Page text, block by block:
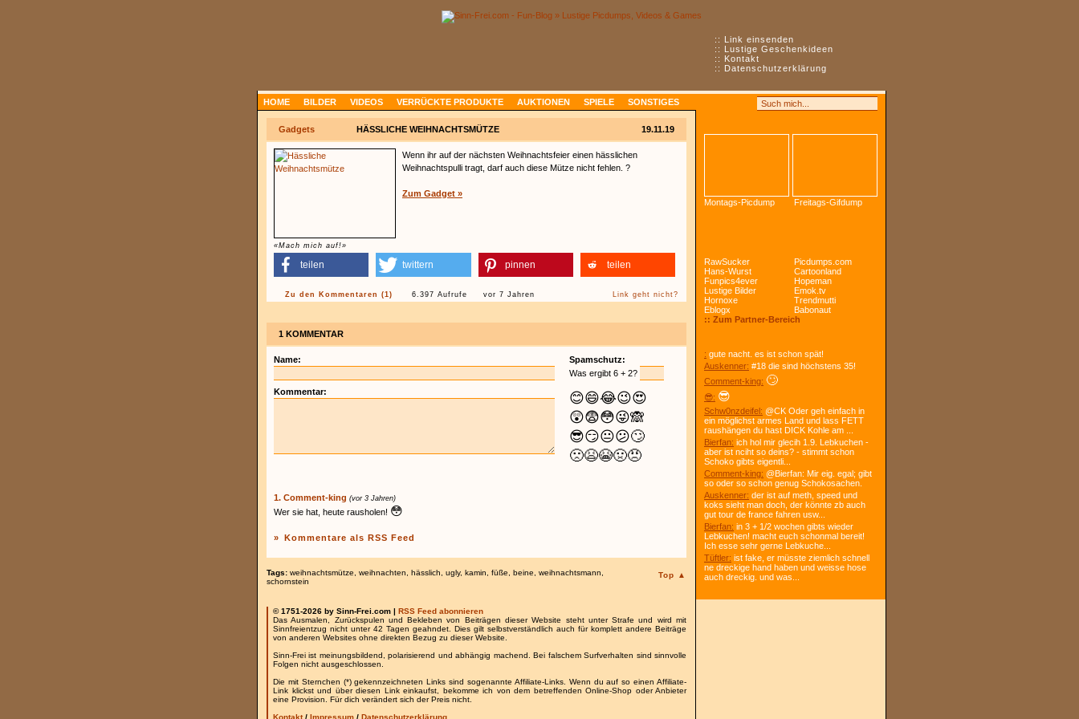
:: Link einsenden
:: Lustige Geschenkideen
:: Kontakt
:: Datenschutzerklärung
HOME BILDER VIDEOS VERRÜCKTE PRODUKTE AUKTIONEN SPIELE SONSTIGES
Gadgets 19.11.19
HÄSSLICHE WEIHNACHTSMÜTZE
«Mach mich auf!»
Wenn ihr auf der nächsten Weihnachtsfeier einen hässlichen
Weihnachtspulli tragt, darf auch diese Mütze nicht fehlen. ?
Zum Gadget »
teilen twittern pinnen teilen
Zu den Kommentaren (1) 6.397 Aufrufe vor 7 Jahren Link geht nicht?
1 KOMMENTAR
Spamschutz:
Was ergibt 6 + 2?
😊😄😂😉😍
😲😨😳😜🙈
😎😏😐😕🙄
🙁😫😭🤢😠
Name:
Kommentar:
1. Comment-king (vor 3 Jahren)
Wer sie hat, heute rausholen! 😳
» Kommentare als RSS Feed
Top ▲
Tags: weihnachtsmütze weihnachten hässlich ugly, kamin füße beine weihnachtsmann
schornstein
© 1751-2026 by Sinn-Frei.com | RSS Feed abonnieren
Das Ausmalen, Zurückspulen und Bekleben von Beiträgen dieser Website steht unter Strafe und wird mit
Sinnfreientzug nicht unter 42 Tagen geahndet. Dies gilt selbstverständlich auch für komplett andere Beiträge
von anderen Websites ohne direkten Bezug zu dieser Website.
Sinn-Frei ist meinungsbildend, polarisierend und abhängig machend. Bei falschem Surfverhalten sind sinnvolle
Folgen nicht ausgeschlossen.
Die mit Sternchen (*) gekennzeichneten Links sind sogenannte Affiliate-Links. Wenn du auf so einen Affiliate-
Link klickst und über diesen Link einkaufst, bekomme ich von dem betreffenden Online-Shop oder Anbieter
eine Provision. Für dich verändert sich der Preis nicht.
Kontakt/ Impressum / Datenschutzerklärung
Montags-Picdump Freitags-Gifdump
RawSucker
Picdumps.com
Hans-Wurst
Cartoonland
Funpics4ever
Hopeman
Lustige Bilder
Emok.tv
Hornoxe
Trendmutti
Eblogx
Babonaut
:: Zum Partner-Bereich
: gute nacht. es ist schon spät!
Auskenner: #18 die sind höchstens 35!
Comment-king: 🙄
😎: 😎
Schw0nzdeifel: @CK Oder geh einfach in
ein möglichst armes Land und lass FETT
raushängen du hast DICK Kohle am ...
Bierfan: ich hol mir glecih 1.9. Lebkuchen -
aber ist nciht so deins? - stimmt schon
Schoko gibts eigentli...
Comment-king: @Bierfan: Mir eig. egal; gibt
so oder so schon genug Schokosachen.
Auskenner: der ist auf meth, speed und
koks sieht man doch, der könnte zb auch
gut tour de france fahren usw...
Bierfan: in 3 + 1/2 wochen gibts wieder
Lebkuchen! macht euch schonmal bereit!
Ich esse sehr gerne Lebkuche...
Tüftler: ist fake, er müsste ziemlich schnell
ne dreckige hand haben und weisse hose
auch dreckig. und was...